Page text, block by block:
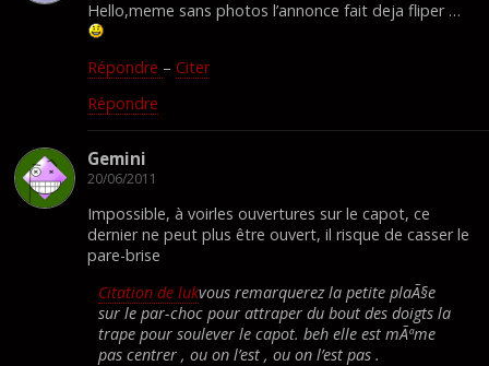
Hello,meme sans photos l’annonce fait deja fliper …
Répondre – Citer
Répondre
Gemini
20/06/2011
Impossible, à voirles ouvertures sur le capot, ce
dernier ne peut plus être ouvert, il risque de casser le
pare-brise
Citation de lukvous remarquerez la petite plaÃ§e
sur le par-choc pour attraper du bout des doigts la
trape pour soulever le capot. beh elle est mÃªme
pas centrer , ou on l’est , ou on l’est pas .